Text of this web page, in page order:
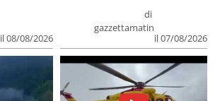
il 08/08/2026
di
gazzettamatin
il 07/08/2026